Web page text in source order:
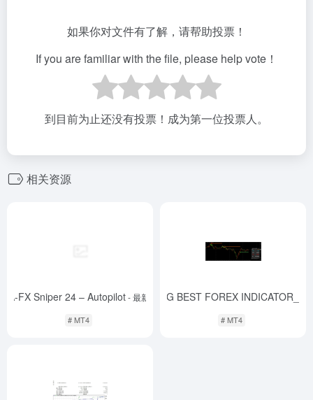
如果你对文件有了解，请帮助投票！
If you are familiar with the file, please help vote！
到目前为止还没有投票！成为第一位投票人。
相关资源
EA-FX Sniper 24 – Autopilot- 最新版
# MT4
FHG BEST FOREX INDICATOR_fix
# MT4